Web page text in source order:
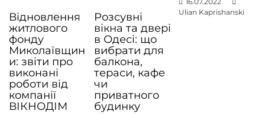
п
и
с
і
в
Відновлення
житлового
фонду
Миколаївщин
и: звіти про
виконані
роботи від
компанії
ВІКНОДІМ
Розсувні
вікна та двері
в Одесі: що
вибрати для
балкона,
тераси, кафе
чи
приватного
будинку
Ulian Kaprishanski